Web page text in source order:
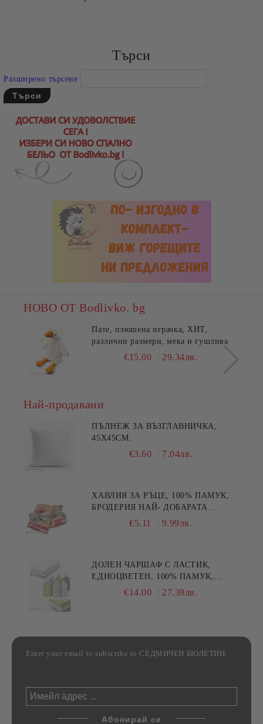
Търси
Разширено търсене
НОВО ОТ Bodlivko. bg
Пате, плюшена играчка, ХИТ,
различни размери, мека и гушлива
€15.00 29.34лв.
Най-продавани
ПЪЛНЕЖ ЗА ВЪЗГЛАВНИЧКА,
45X45СМ.
€3.60 7.04лв.
ХАВЛИЯ ЗА РЪЦЕ, 100% ПАМУК,
БРОДЕРИЯ НАЙ- ДОБАРАТА
МАЙКА/БАБА , РАЗМЕР:
€5.11 9.99лв.
ДОЛЕН ЧАРШАФ С ЛАСТИК,
ЕДНОЦВЕТЕН, 100% ПАМУК,
РАЗЛИЧНИ РАЗМЕРИ
€14.00 27.38лв.
Enter your email to subscribe to СЕДМИЧЕН БЮЛЕТИН: